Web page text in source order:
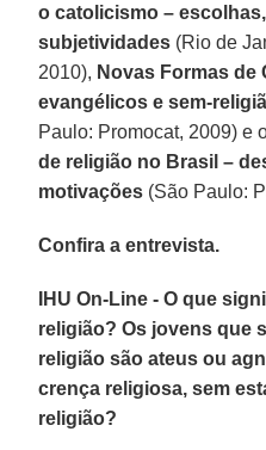
o catolicismo –
subjetividades (Rio de
2010), Novas Formas de
evangélicos e sem-
Paulo: Promocat, 2009) e
de religião no Brasil –
motivações (São Paulo:
Confira a entrevista.
IHU On-Line - O que
religião? Os jovens que
religião são ateus ou
crença religiosa, sem
religião?